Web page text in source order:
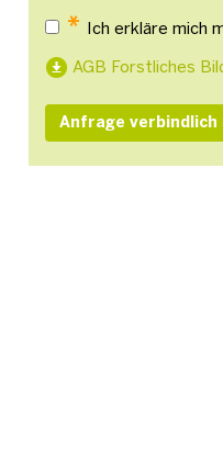
* Ich erkläre mich
AGB Forstliches